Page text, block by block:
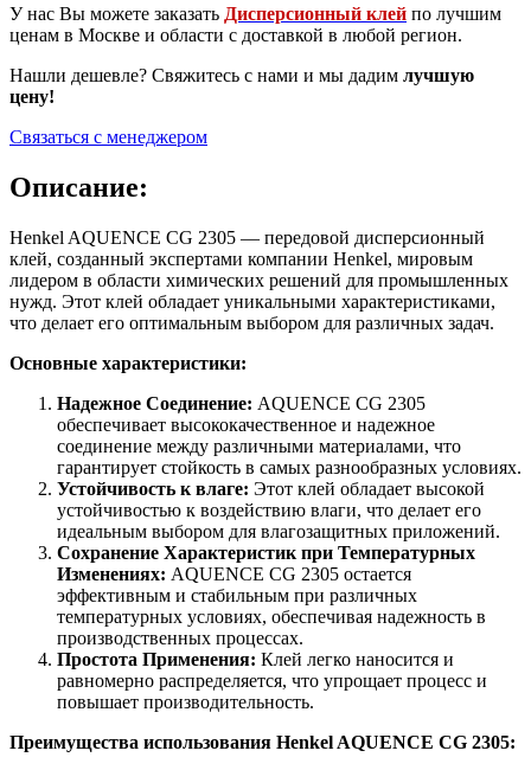
У нас Вы можете заказать Дисперсионный клей по лучшим
ценам в Москве и области с доставкой в любой регион.
Нашли дешевле? Свяжитесь с нами и мы дадим лучшую
цену!
Связаться с менеджером
Описание:
Henkel AQUENCE CG 2305 — передовой дисперсионный
клей, созданный экспертами компании Henkel, мировым
лидером в области химических решений для промышленных
нужд. Этот клей обладает уникальными характеристиками,
что делает его оптимальным выбором для различных задач.
Основные характеристики:
Надежное Соединение: AQUENCE CG 2305
обеспечивает высококачественное и надежное
соединение между различными материалами, что
гарантирует стойкость в самых разнообразных условиях.
Устойчивость к влаге: Этот клей обладает высокой
устойчивостью к воздействию влаги, что делает его
идеальным выбором для влагозащитных приложений.
Сохранение Характеристик при Температурных
Изменениях: AQUENCE CG 2305 остается
эффективным и стабильным при различных
температурных условиях, обеспечивая надежность в
производственных процессах.
Простота Применения: Клей легко наносится и
равномерно распределяется, что упрощает процесс и
повышает производительность.
Преимущества использования Henkel AQUENCE CG 2305: